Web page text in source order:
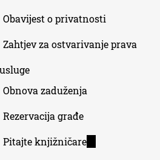
Obavijest o privatnosti
Zahtjev za ostvarivanje prava
Obnova zaduženja
Rezervacija građe
Pitajte knjižničare(link